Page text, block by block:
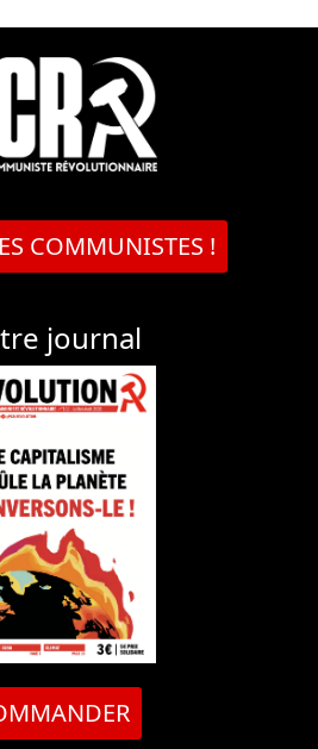
COMMUNISTES !
journal